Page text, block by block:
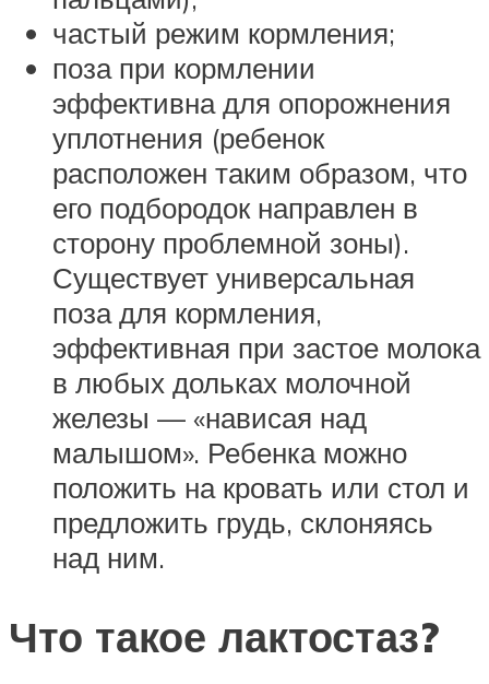
частый режим кормления;
поза при кормлении
эффективна для опорожнения
уплотнения (ребенок
расположен таким образом, что
его подбородок направлен в
сторону проблемной зоны).
Существует универсальная
поза для кормления,
эффективная при застое молока
в любых дольках молочной
железы — «нависая над
малышом». Ребенка можно
положить на кровать или стол и
предложить грудь, склоняясь
над ним.
Что такое лактостаз?